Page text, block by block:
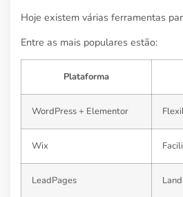
Hoje existem várias ferramentas
Entre as mais populares estão:
Plataforma
WordPress + Elementor
Wix
LeadPages